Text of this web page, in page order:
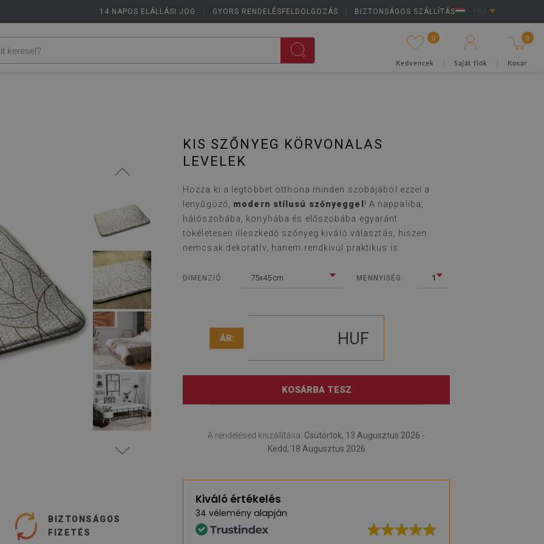
14 NAPOS ELÁLLÁSI JOG GYORS RENDELÉSFELDOLGOZÁS BIZTONSÁGOS SZÁLLÍTÁS
0
Kedvencek Saját fiók
0
Kosár
BIZTONSÁGOS
FIZETÉS
KIS SZŐNYEG KÖRVONALAS
LEVELEK
Hozza ki a legtöbbet otthona minden szobájából ezzel a
lenyűgöző, modern stílusú szőnyeggel ! A nappaliba,
hálószobába, konyhába és előszobába egyaránt
tökéletesen illeszkedő szőnyeg kiváló választás, hiszen
nemcsak dekoratív, hanem rendkívül praktikus is.
DIMENZIÓ: 75x45 cm MENNYISÉG: 1
ÁR: HUF
KOSÁRBA TESZ
A rendelésed kiszállítása: Csütörtök, 13 Augusztus 2026 -
Kedd, 18 Augusztus 2026
Kiváló értékelés
34 vélemény alapján